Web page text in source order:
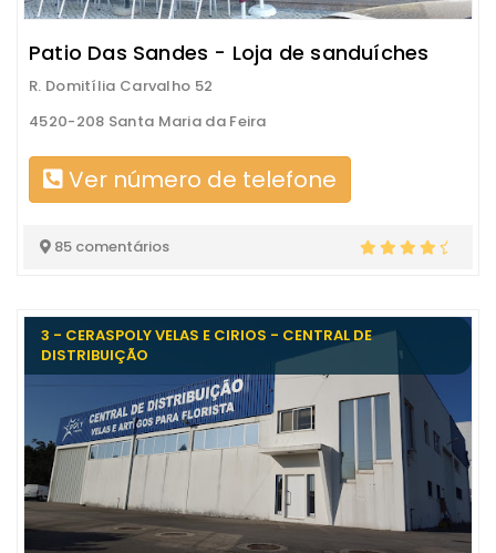
Patio Das Sandes - Loja de sanduíches
R. Domitília Carvalho 52
4520-208 Santa Maria da Feira
Ver número de telefone
85 comentários
3 - CERASPOLY VELAS E CIRIOS - CENTRAL DE
DISTRIBUIÇÃO